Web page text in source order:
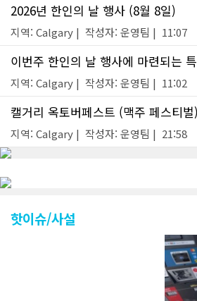
2026년 한인의 날 행사 (8월 8일)
지역: Calgary | 작성자: 운영팀 | 11:07
이번주 한인의 날 행사에 마련되는
지역: Calgary | 작성자: 운영팀 | 11:02
캘거리 옥토버페스트 (맥주 페스티
지역: Calgary | 작성자: 운영팀 | 21:58
핫이슈/사설